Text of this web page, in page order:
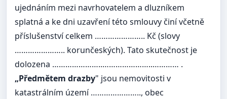
ujednáním mezi navrhovatelem a dluzníkem
splatná a ke dni uzavření této smlouvy činí včetně
příslušenství celkem ………………….. Kč (slovy
………………….. korunčeských). Tato skutečnost je
dolozena …………………..…………………..………… .
„Předmětem drazby" jsou nemovitosti v
katastrálním území ………………….., obec